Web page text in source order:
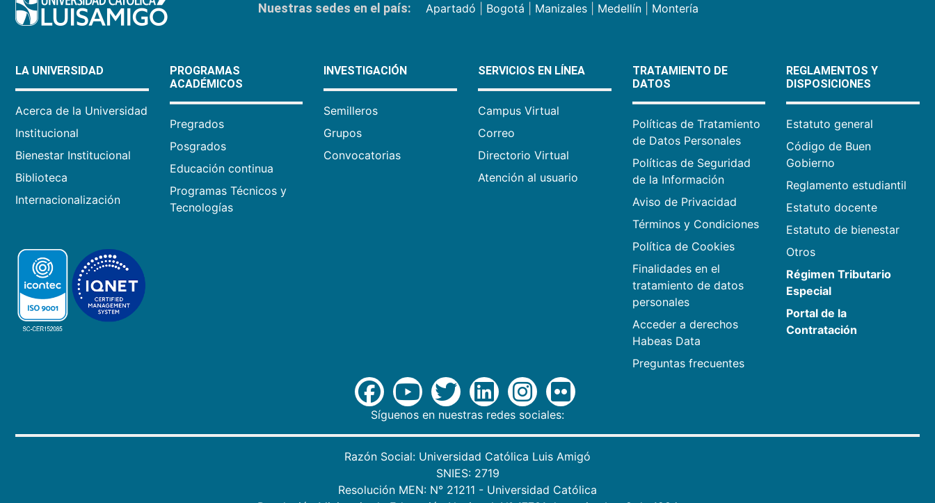
Nuestras sedes en el país: Apartadó Bogotá Manizales| Medellín| Montería
LA UNIVERSIDAD
Acerca de la Universidad
Institucional
Bienestar Institucional
Biblioteca
Internacionalización
PROGRAMAS
ACADÉMICOS
Pregrados
Posgrados
Educación continua
Programas Técnicos y
Tecnologías
INVESTIGACIÓN
Semilleros
Grupos
Convocatorias
SERVICIOS EN LÍNEA
Campus Virtual
Correo
Directorio Virtual
Atención al usuario
TRATAMIENTO DE
DATOS
Políticas de Tratamiento
de Datos Personales
Políticas de Seguridad
de la Información
Aviso de Privacidad
Términos y Condiciones
Política de Cookies
Finalidades en el
tratamiento de datos
personales
Acceder a derechos
Habeas Data
Preguntas frecuentes
REGLAMENTOS Y
DISPOSICIONES
Estatuto general
Código de Buen
Gobierno
Reglamento estudiantil
Estatuto docente
Estatuto de bienestar
Otros
Régimen Tributario
Especial
Portal de la
Contratación
Síguenos en nuestras redes sociales:
Razón Social: Universidad Católica Luis Amigó
SNIES: 2719
Resolución MEN: N° 21211 - Universidad Católica